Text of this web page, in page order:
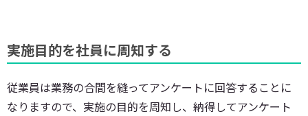
実施目的を社員に周知する
従業員は業務の合間を縫ってアンケートに回答することに
なりますので、実施の目的を周知し、納得してアンケート